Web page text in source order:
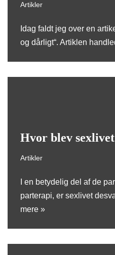
Artikler
Idag faldt jeg over en
og dårligt“. Artiklen
Hvor blev
Artikler
I en betydelig del af de
parterapi, er sexlivet
mere »